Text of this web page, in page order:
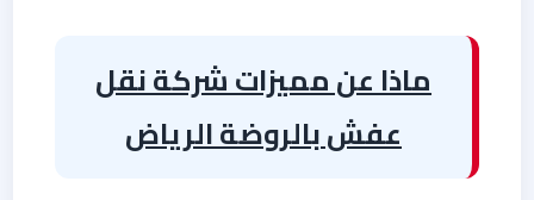
ماذا عن مميزات شركة نقل
عفش بالروضة الرياض